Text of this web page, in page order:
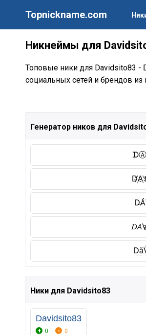
Topnickname.com
Никнеймы для
Топовые ники для Davidsito83 -
социальных сетей и брендов
Генератор ников для
Ники для Davidsito83
Davidsito83
0 0